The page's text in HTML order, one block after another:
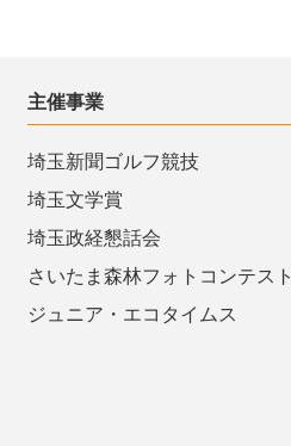
主催事業
埼玉新聞ゴルフ競技
埼玉文学賞
埼玉政経懇話会
さいたま森林フォトコンテスト
ジュニア・エコタイムス